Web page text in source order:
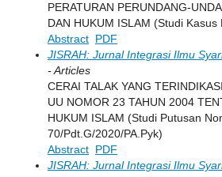
PERATURAN PERUNDANG-
DAN HUKUM ISLAM (Studi Kasus
Abstract PDF
JISRAH: Jurnal Integrasi Ilmu
- Articles
CERAI TALAK YANG
UU NOMOR 23 TAHUN 2004
HUKUM ISLAM (Studi Putusan
70/Pdt.G/2020/PA.Pyk)
Abstract PDF
JISRAH: Jurnal Integrasi Ilmu